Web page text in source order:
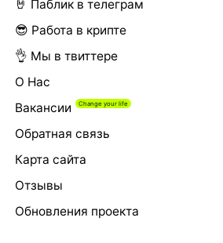
🤘 Паблик в телеграм
😎 Работа в крипте
👌 Мы в твиттере
О Нас
Вакансии
Обратная связь
Карта сайта
Отзывы
Обновления проекта